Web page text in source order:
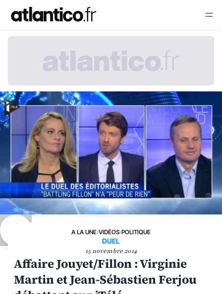
A LA UNE›VIDÉOS›POLITIQUE
DUEL
15 novembre 2014
Affaire Jouyet/Fillon : Virginie
Martin et Jean-Sébastien Ferjou